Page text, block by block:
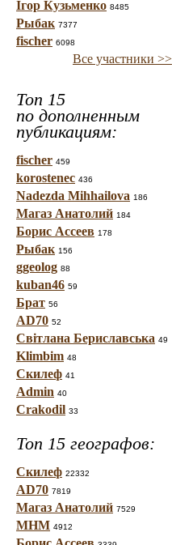
Ігор Кузьменко 8485
Рыбак 7377
fischer 6098
Все участники >>
Топ 15
по дополненным
публикациям:
fischer 459
korostenec 436
Nadezda Mihhailova 186
Магаз Анатолий 184
Борис Ассеев 178
Рыбак 156
ggeolog 88
kuban46 59
Брат 56
AD70 52
Світлана Бериславська 49
Klimbim 48
Скилеф 41
Admin 40
Crakodil 33
Топ 15 географов:
Скилеф 22332
AD70 7819
Магаз Анатолий 7529
МНМ 4912